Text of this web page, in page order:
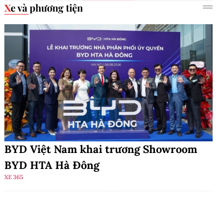
Xe và phương tiện
BYD Việt Nam khai trương Showroom
BYD HTA Hà Đông
XE 365